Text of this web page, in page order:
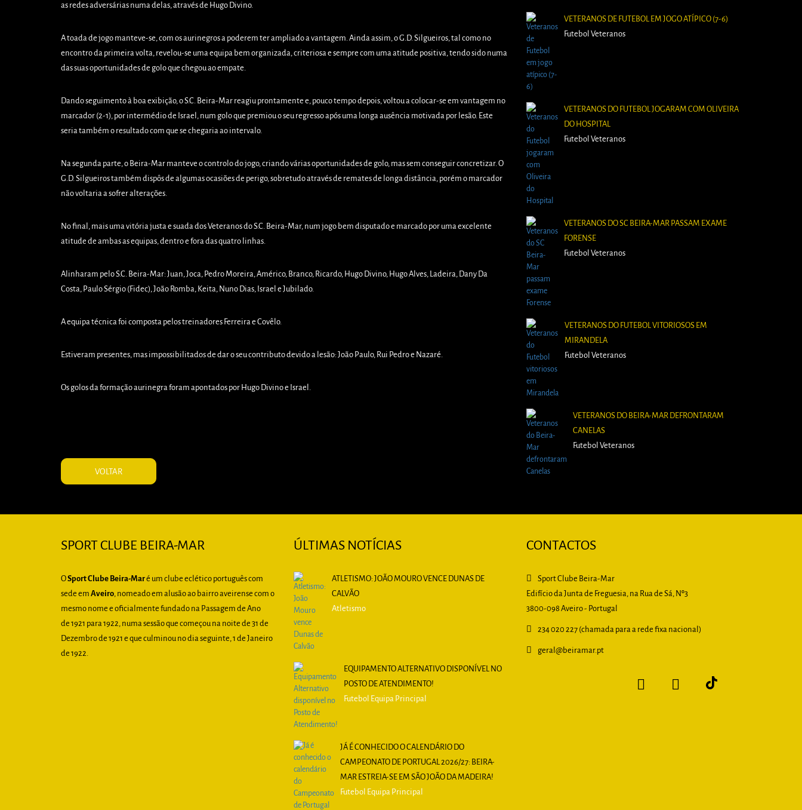
as redes adversárias numa delas, através de Hugo Divino.
A toada de jogo manteve-se, com os aurinegros a poderem ter ampliado a vantagem. Ainda assim, o G.D. Silgueiros, tal como no
encontro da primeira volta, revelou-se uma equipa bem organizada, criteriosa e sempre com uma atitude positiva, tendo sido numa
das suas oportunidades de golo que chegou ao empate.
Dando seguimento à boa exibição, o S.C. Beira-Mar reagiu prontamente e, pouco tempo depois, voltou a colocar-se em vantagem no
marcador (2-1), por intermédio de Israel, num golo que premiou o seu regresso após uma longa ausência motivada por lesão. Este
seria também o resultado com que se chegaria ao intervalo.
Na segunda parte, o Beira-Mar manteve o controlo do jogo, criando várias oportunidades de golo, mas sem conseguir concretizar. O
G.D. Silgueiros também dispôs de algumas ocasiões de perigo, sobretudo através de remates de longa distância, porém o marcador
não voltaria a sofrer alterações.
No final, mais uma vitória justa e suada dos Veteranos do S.C. Beira-Mar, num jogo bem disputado e marcado por uma excelente
atitude de ambas as equipas, dentro e fora das quatro linhas.
Alinharam pelo S.C. Beira-Mar: Juan, Joca, Pedro Moreira, Américo, Branco, Ricardo, Hugo Divino, Hugo Alves, Ladeira, Dany Da
Costa, Paulo Sérgio (Fidec), João Romba, Keita, Nuno Dias, Israel e Jubilado.
A equipa técnica foi composta pelos treinadores Ferreira e Covêlo.
Estiveram presentes, mas impossibilitados de dar o seu contributo devido a lesão: João Paulo, Rui Pedro e Nazaré.
Os golos da formação aurinegra foram apontados por Hugo Divino e Israel.
VOLTAR
VETERANOS DE FUTEBOL EM JOGO ATÍPICO (7-6)
Futebol Veteranos
VETERANOS DO FUTEBOL JOGARAM COM OLIVEIRA
DO HOSPITAL
Futebol Veteranos
VETERANOS DO SC BEIRA-MAR PASSAM EXAME
FORENSE
Futebol Veteranos
VETERANOS DO FUTEBOL VITORIOSOS EM
MIRANDELA
Futebol Veteranos
VETERANOS DO BEIRA-MAR DEFRONTARAM
CANELAS
Futebol Veteranos
SPORT CLUBE BEIRA-MAR
OSport Clube Beira-Maré um clube eclético português com
sede em Aveiro, nomeado em alusão ao bairro aveirense com o
mesmo nome e oficialmente fundado na Passagem de Ano
de 1921 para 1922, numa sessão que começou na noite de 31 de
Dezembro de 1921 e que culminou no dia seguinte, 1 de Janeiro
de 1922.
ÚLTIMAS NOTÍCIAS
ATLETISMO: JOÃO MOURO VENCE DUNAS DE
CALVÃO
Atletismo
EQUIPAMENTO ALTERNATIVO DISPONÍVEL NO
POSTO DE ATENDIMENTO!
Futebol Equipa Principal
JÁ É CONHECIDO O CALENDÁRIO DO
CAMPEONATO DE PORTUGAL 2026/27: BEIRA-
MAR ESTREIA-SE EM SÃO JOÃO DA MADEIRA!
Futebol Equipa Principal
CONTACTOS
Sport Clube Beira-Mar
Edifício da Junta de Freguesia, na Rua de Sá, Nº3
3800-098 Aveiro - Portugal
234 020 227 (chamada para a rede fixa nacional)
geral @beiramar.pt